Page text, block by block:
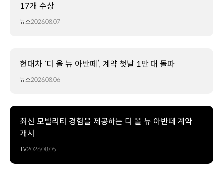
17개 수상
뉴스2026.08.07
현대차 ‘디 올 뉴 아반떼’, 계약 첫날 1만 대 돌파
뉴스2026.08.06
최신 모빌리티 경험을 제공하는 디 올 뉴 아반떼 계약
개시
TV2026.08.05